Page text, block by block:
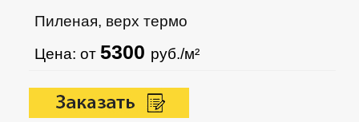
Пиленая, верх термо
Цена: от5300 руб./м²